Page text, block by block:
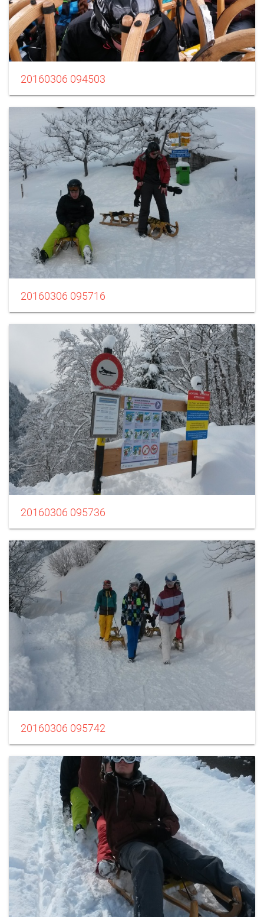
20160306 094503
20160306 095716
20160306 095736
20160306 095742